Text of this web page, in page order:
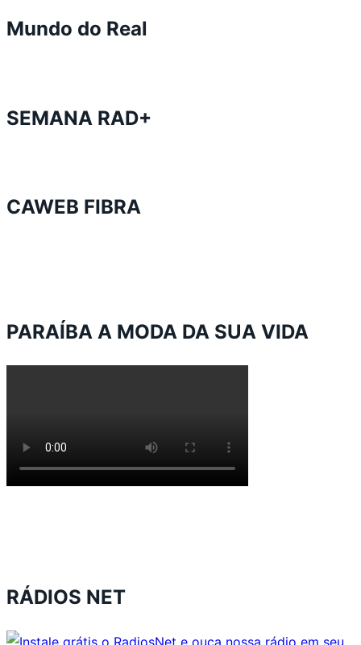
Mundo do Real
SEMANA RAD+
CAWEB FIBRA
PARAÍBA A MODA DA SUA VIDA
RÁDIOS NET